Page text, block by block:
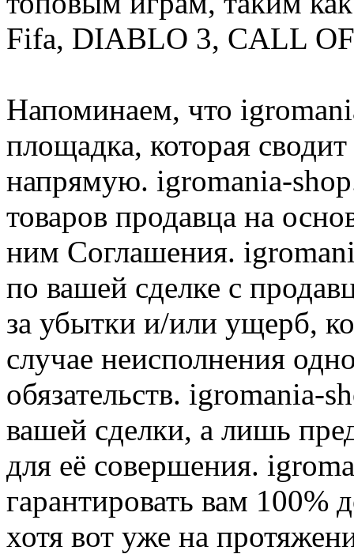
Fifa, DIABLO 3, CALL
Напоминаем, что
площадка, которая
напрямую. igromania-
товаров продавца на
ним Соглашения.
по вашей сделке с
за убытки и/или ущерб,
случае неисполнения
обязательств. igromania-
вашей сделки, а лишь
для её совершения.
гарантировать вам 100%
хотя вот уже на